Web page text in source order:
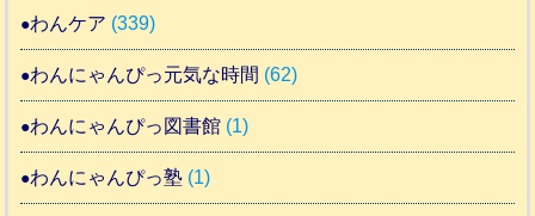
わんケア (339)
わんにゃんぴっ元気な時間 (62)
わんにゃんぴっ図書館 (1)
わんにゃんぴっ塾 (1)